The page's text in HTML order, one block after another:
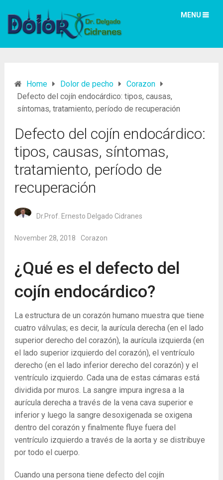
MENU
Home Dolor de pecho
Corazon
Defecto del cojín endocárdico: tipos, causas,
síntomas, tratamiento, período de recuperación
Defecto del cojín endocárdico:
tipos, causas, síntomas,
tratamiento, período de
recuperación
Dr.Prof. Ernesto Delgado Cidranes
November 28, 2018 Corazon
¿Qué es el defecto del
cojín endocárdico?
La estructura de un corazón humano muestra que tiene
cuatro válvulas; es decir, la aurícula derecha (en el lado
superior derecho del corazón), la aurícula izquierda (en
el lado superior izquierdo del corazón), el ventrículo
derecho (en el lado inferior derecho del corazón) y el
ventrículo izquierdo. Cada una de estas cámaras está
dividida por muros. La sangre impura ingresa a la
aurícula derecha a través de la vena cava superior e
inferior y luego la sangre desoxigenada se oxigena
dentro del corazón y finalmente fluye fuera del
ventrículo izquierdo a través de la aorta y se distribuye
por todo el cuerpo.
Cuando una persona tiene defecto del cojín